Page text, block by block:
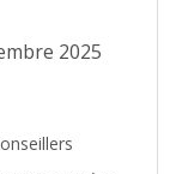
2025